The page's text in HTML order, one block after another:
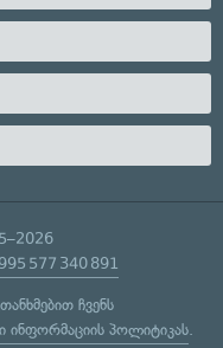
577 340 891
ჩვენს
ინფორმაციის პოლიტიკას.